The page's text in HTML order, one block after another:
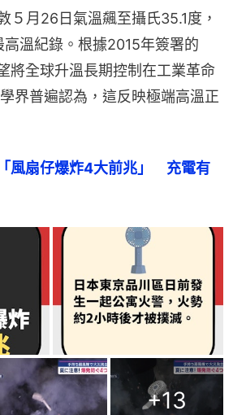
５月26日氣溫飆至攝氏35.1度，
溫紀錄。根據2015年簽署的
將全球升溫長期控制在工業革命
界普遍認為，這反映極端高溫正
風扇仔爆炸4大前兆」　充電有
+13